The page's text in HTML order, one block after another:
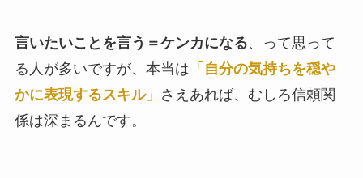
言いたいことを言う＝ケンカになる、って思って
る人が多いですが、本当は 「自分の気持ちを穏や
かに表現するスキル」 さえあれば、むしろ信頼関
係は深まるんです。